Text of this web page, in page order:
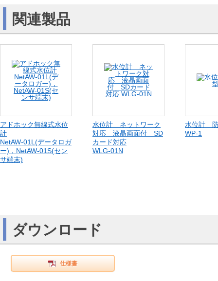
関連製品
アドホック無線式水位
計
NetAW-01L(データロガ
ー)，NetAW-01S(セン
サ端末)
水位計 ネットワーク
対応 液晶画面付 SD
カード対応
WLG-01N
水位計
WP-1
ダウンロード
仕様書